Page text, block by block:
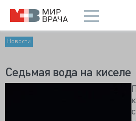
Новости
Седьмая вода на киселе